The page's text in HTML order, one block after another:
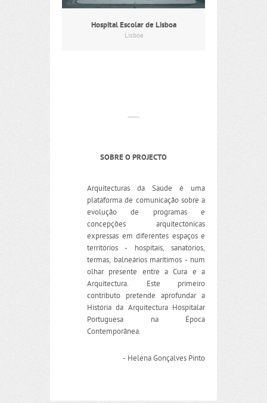
Hospital Escolar de Lisboa
Lisboa
SOBRE O PROJECTO
Arquitecturas da Saúde é uma
plataforma de comunicação sobre a
evolução de programas e
concepções arquitectónicas
expressas em diferentes espaços e
territórios - hospitais, sanatórios,
termas, balneários marítimos - num
olhar presente entre a Cura e a
Arquitectura. Este primeiro
contributo pretende aprofundar a
História da Arquitectura Hospitalar
Portuguesa na Época
Contemporânea.
- Helena Gonçalves Pinto